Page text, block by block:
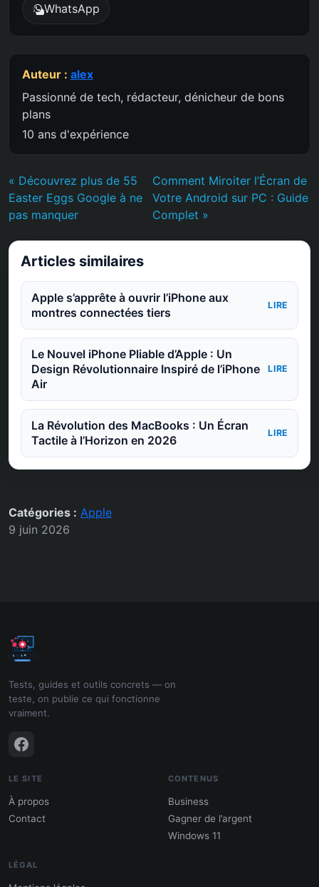
WhatsApp
Auteur : alex
Passionné de tech, rédacteur, dénicheur de bons
plans
10 ans d'expérience
« Découvrez plus de 55
Easter Eggs Google à ne
pas manquer
Comment Miroiter l’Écran de
Votre Android sur PC : Guide
Complet »
Articles similaires
Apple s’apprête à ouvrir l’iPhone aux
montres connectées tiers
LIRE
Le Nouvel iPhone Pliable d’Apple : Un
Design Révolutionnaire Inspiré de l’iPhone
Air
LIRE
La Révolution des MacBooks : Un Écran
Tactile à l’Horizon en 2026
LIRE
Catégories : Apple
9 juin 2026
Tests, guides et outils concrets — on
teste, on publie ce qui fonctionne
vraiment.
LE SITE
À propos
Contact
CONTENUS
Business
Gagner de l’argent
Windows 11
LÉGAL